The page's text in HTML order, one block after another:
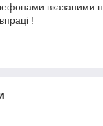
вказаними
!